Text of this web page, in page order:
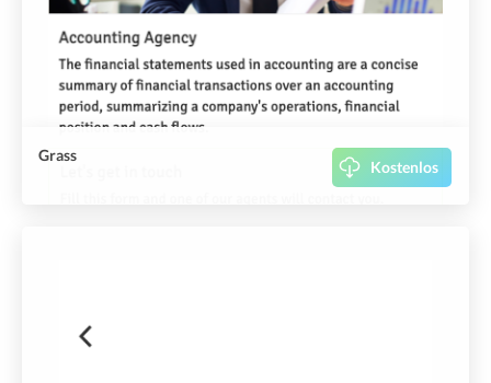
Grass
Kostenlos